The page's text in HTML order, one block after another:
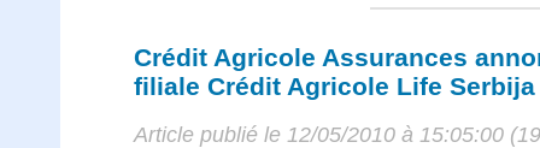
Crédit Agricole Assurances
filiale Crédit Agricole Life Serbija
Article publié le 12/05/2010 à 15:05:00